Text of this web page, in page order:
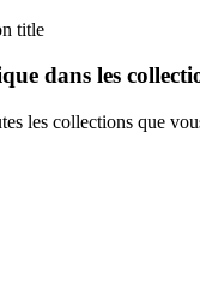
title
dans les
les collections que